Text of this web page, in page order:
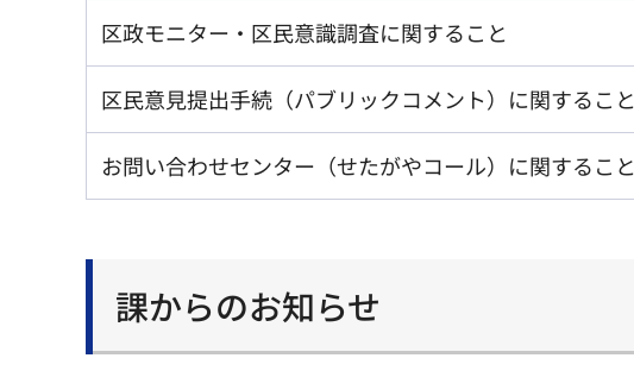
区政モニター・区民意識調査に関すること
区民意見提出手続（パブリックコメント）に関すること
お問い合わせセンター（せたがやコール）に関すること
課からのお知らせ